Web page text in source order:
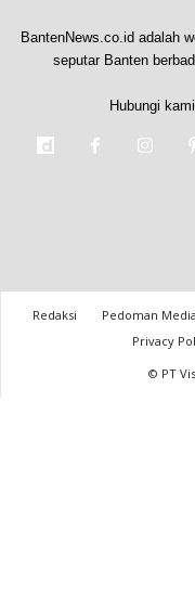
BantenNews.co.id adalah
seputar Banten
Hubungi
Redaksi Pedoman
Privacy
© PT